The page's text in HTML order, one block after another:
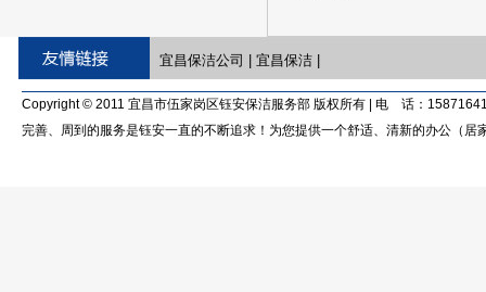
宜昌保洁公司 宜昌保洁|
Copyright © 2011 宜昌市伍家岗区钰安保洁服务部 版权所有 | 电 话：
完善、周到的服务是钰安一直的不断追求！为您提供一个舒适、清新的办公（